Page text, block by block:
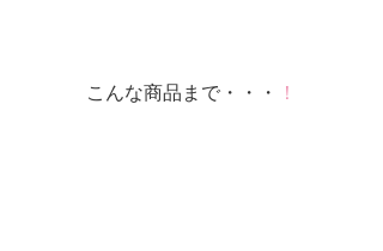
こんな商品まで・・・ ！